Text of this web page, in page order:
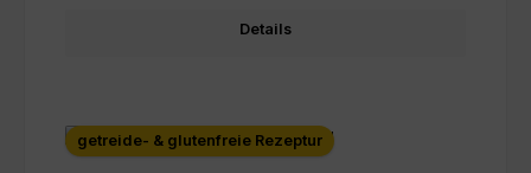
Details
getreide- & glutenfreie Rezeptur